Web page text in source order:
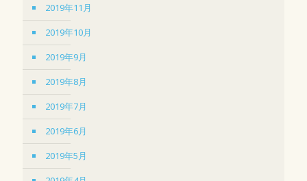
2019年11月
2019年10月
2019年9月
2019年8月
2019年7月
2019年6月
2019年5月